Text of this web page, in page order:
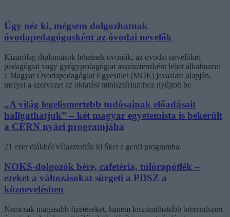
Úgy néz ki, mégsem dolgozhatnak
óvodapedagógusként az óvodai nevelők
Kizárólag diplomások lehetnek óvónők, az óvodai nevelőket
pedagógiai vagy gyógypedagógiai asszisztensként lehet alkalmazni
a Magyar Óvodapedagógiai Egyesület (MOE) javaslata alapján,
melyet a szervezet az oktatási minisztériumhoz nyújtott be.
„A világ legelismertebb tudósainak előadásait
hallgathatjuk” – két magyar egyetemista is bekerült
a CERN nyári programjába
21 ezer diákból választották ki őket a genfi programba.
NOKS-dolgozók bére, cafetéria, túlórapótlék –
ezeket a változásokat sürgeti a PDSZ a
köznevelésben
Nemcsak magasabb fizetéseket, hanem kiszámíthatóbb bérrendszert